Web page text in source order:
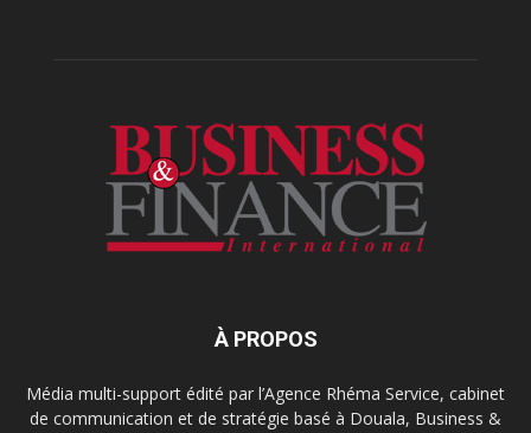
À PROPOS
Média multi-support édité par l’Agence Rhéma Service, cabinet
de communication et de stratégie basé à Douala, Business &